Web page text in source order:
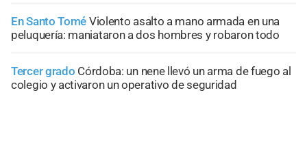
En Santo Tomé Violento asalto a mano armada en una
peluquería: maniataron a dos hombres y robaron todo
Tercer grado Córdoba: un nene llevó un arma de fuego al
colegio y activaron un operativo de seguridad